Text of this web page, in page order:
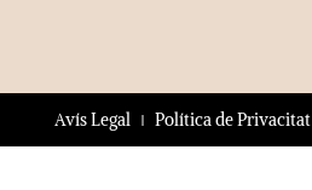
Avís Legal Política de Privacitat